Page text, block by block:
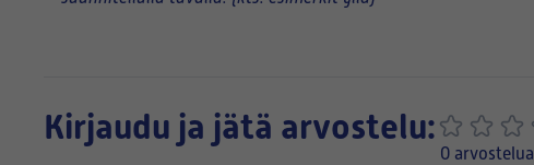
Kirjaudu ja jätä arvostelu:
0 arvostelua